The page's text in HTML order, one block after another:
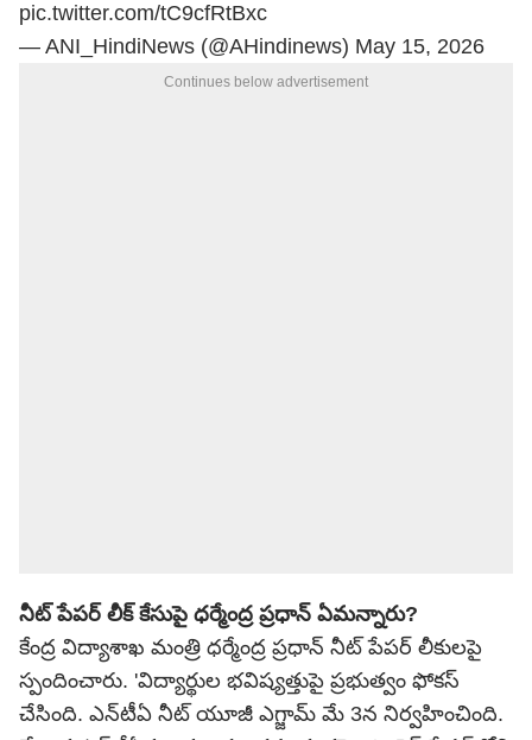
pic.twitter.com/tC9cfRtBxc
— ANI_HindiNews (@AHindinews) May 15, 2026
Continues below advertisement
నీట్ పేపర్ లీక్ కేసుపై ధర్మేంద్ర ప్రధాన్ ఏమన్నారు?
కేంద్ర విద్యాశాఖ మంత్రి ధర్మేంద్ర ప్రధాన్ నీట్ పేపర్ లీకులపై
స్పందించారు. 'విద్యార్థుల భవిష్యత్తుపై ప్రభుత్వం ఫోకస్
చేసింది. ఎన్‌టీఏ నీట్ యూజీ ఎగ్జామ్ మే 3న నిర్వహించింది.